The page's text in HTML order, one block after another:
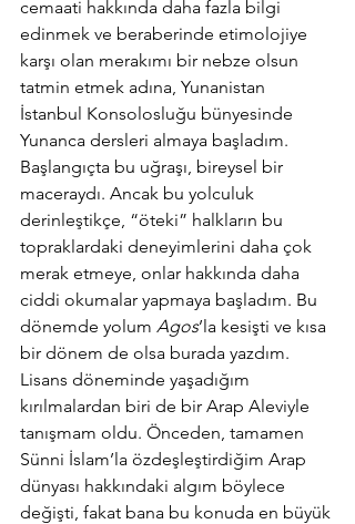
cemaati hakkında daha fazla bilgi
edinmek ve beraberinde etimolojiye
karşı olan merakımı bir nebze olsun
tatmin etmek adına, Yunanistan
İstanbul Konsolosluğu bünyesinde
Yunanca dersleri almaya başladım.
Başlangıçta bu uğraşı, bireysel bir
maceraydı. Ancak bu yolculuk
derinleştikçe, “öteki” halkların bu
topraklardaki deneyimlerini daha çok
merak etmeye, onlar hakkında daha
ciddi okumalar yapmaya başladım. Bu
dönemde yolum Agos’la kesişti ve kısa
bir dönem de olsa burada yazdım.
Lisans döneminde yaşadığım
kırılmalardan biri de bir Arap Aleviyle
tanışmam oldu. Önceden, tamamen
Sünni İslam’la özdeşleştirdiğim Arap
dünyası hakkındaki algım böylece
değişti, fakat bana bu konuda en büyük